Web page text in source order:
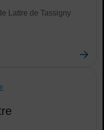
Lattre de Tassigny